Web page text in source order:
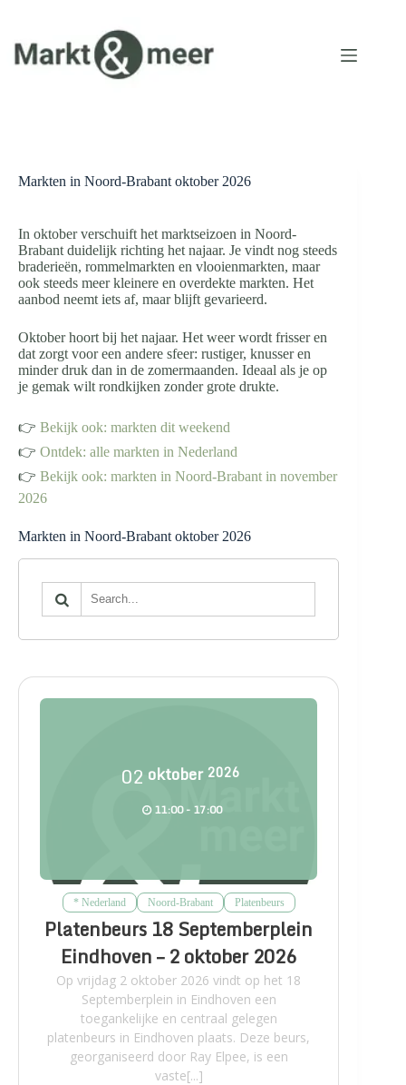
de
inhoud
Markten in Noord-Brabant oktober 2026
In oktober verschuift het marktseizoen in Noord-
Brabant duidelijk richting het najaar. Je vindt nog steeds
braderieën, rommelmarkten en vlooienmarkten, maar
ook steeds meer kleinere en overdekte markten. Het
aanbod neemt iets af, maar blijft gevarieerd.
Oktober hoort bij het najaar. Het weer wordt frisser en
dat zorgt voor een andere sfeer: rustiger, knusser en
minder druk dan in de zomermaanden. Ideaal als je op
je gemak wilt rondkijken zonder grote drukte.
👉 Bekijk ook: markten dit weekend
👉 Ontdek: alle markten in Nederland
👉 Bekijk ook: markten in Noord-Brabant in november
2026
Markten in Noord-Brabant oktober 2026
02 oktober 2026
11:00 - 17:00
* Nederland Noord-Brabant Platenbeurs
Platenbeurs 18 Septemberplein
Eindhoven – 2 oktober 2026
Op vrijdag 2 oktober 2026 vindt op het 18
Septemberplein in Eindhoven een
toegankelijke en centraal gelegen
platenbeurs in Eindhoven plaats. Deze beurs,
georganiseerd door Ray Elpee, is een
vaste[...]